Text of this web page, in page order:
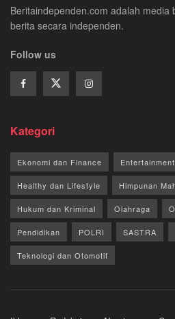
Beritaindependen.com adalah
berita secara independen.
Follow us
Kategori
Ekonomi dan Finance Entertainment
Healthy dan Lifestyle Himpunan
Hukum dan Kriminal Olahraga
Pendidikan POLRI SASTRA
Teknologi dan Otomotif